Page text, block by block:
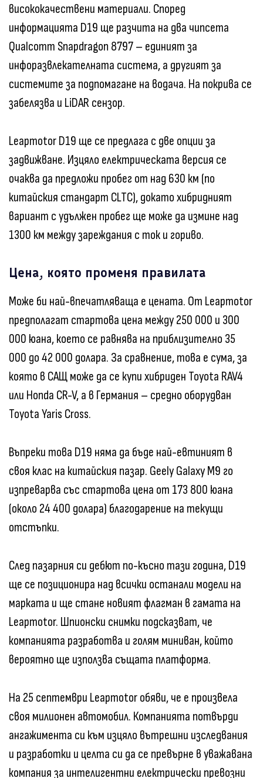
висококачествени материали. Според
информацията D19 ще разчита на два чипсета
Qualcomm Snapdragon 8797 – единият за
инфоразвлекателната система, а другият за
системите за подпомагане на водача. На покрива се
забелязва и LiDAR сензор.
Leapmotor D19 ще се предлага с две опции за
задвижване. Изцяло електрическата версия се
очаква да предложи пробег от над 630 км (по
китайския стандарт CLTC), докато хибридният
вариант с удължен пробег ще може да измине над
1300 км между зареждания с ток и гориво.
Цена, която променя правилата
Може би най-впечатляваща е цената. От Leapmotor
предполагат стартова цена между 250 000 и 300
000 юана, което се равнява на приблизително 35
000 до 42 000 долара. За сравнение, това е сума, за
която в САЩ може да се купи хибриден Toyota RAV4
или Honda CR-V, а в Германия – средно оборудван
Toyota Yaris Cross.
Въпреки това D19 няма да бъде най-евтиният в
своя клас на китайския пазар. Geely Galaxy M9 го
изпреварва със стартова цена от 173 800 юана
(около 24 400 долара) благодарение на текущи
отстъпки.
След пазарния си дебют по-късно тази година, D19
ще се позиционира над всички останали модели на
марката и ще стане новият флагман в гамата на
Leapmotor. Шпионски снимки подсказват, че
компанията разработва и голям миниван, който
вероятно ще използва същата платформа.
На 25 септември Leapmotor обяви, че е произвела
своя милионен автомобил. Компанията потвърди
ангажимента си към изцяло вътрешни изследвания
и разработки и целта си да се превърне в уважавана
компания за интелигентни електрически превозни